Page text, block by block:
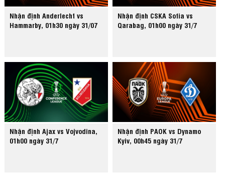
Nhận định Anderlecht vs
Hammarby, 01h30 ngày 31/07
Nhận định CSKA Sofia vs
Qarabag, 01h00 ngày 31/7
Nhận định Ajax vs Vojvodina,
01h00 ngày 31/7
Nhận định PAOK vs Dynamo
Kyiv, 00h45 ngày 31/7